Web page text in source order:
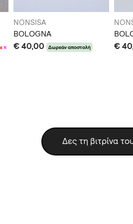
επ
NONSISA
BOLOGNA
€ 40,00 Δωρεάν αποστολή €
Δες τη βιτρίνα